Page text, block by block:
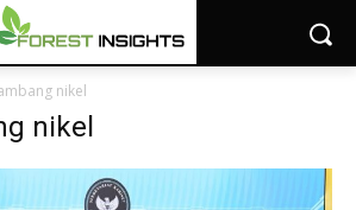
nikel
nikel